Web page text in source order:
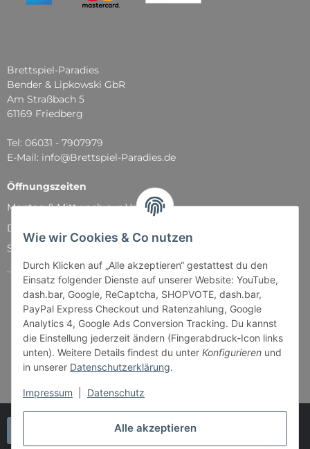
Alle akzeptieren
Wie wir Cookies & Co nutzen
Durch Klicken auf „Alle akzeptieren“ gestattest du den
Einsatz folgender Dienste auf unserer Website: YouTube,
dash.bar, Google, ReCaptcha, SHOPVOTE, dash.bar,
PayPal Express Checkout und Ratenzahlung, Google
Analytics 4, Google Ads Conversion Tracking. Du kannst
die Einstellung jederzeit ändern (Fingerabdruck-Icon links
unten). Weitere Details findest du unter Konfigurieren und
in unserer Datenschutzerklärung.
Impressum Datenschutz
Brettspiel-Paradies
Bender & Lipkowski GbR
Am Straßbach 5
61169 Friedberg
Tel: 06031 - 7907979
E-Mail: info@Brettspiel-Paradies.de
Öffnungszeiten
Montag & Mittwoch nur Versand
Dienstag, Donnerstag und Freitag: 11:00 - 18:30 Uhr
Samstag: 11:00 - 14:00 Uhr
...und natürlich während unserer Events